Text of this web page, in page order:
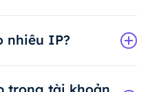
nhiêu IP?